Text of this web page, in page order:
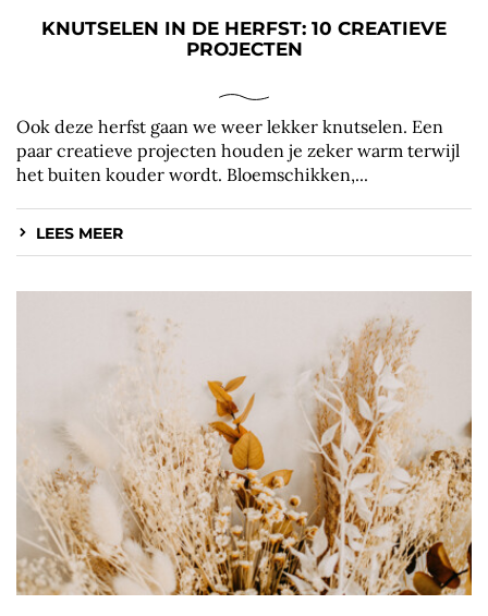
KNUTSELEN IN DE HERFST: 10 CREATIEVE
PROJECTEN
Ook deze herfst gaan we weer lekker knutselen. Een
paar creatieve projecten houden je zeker warm terwijl
het buiten kouder wordt. Bloemschikken,...
LEES MEER